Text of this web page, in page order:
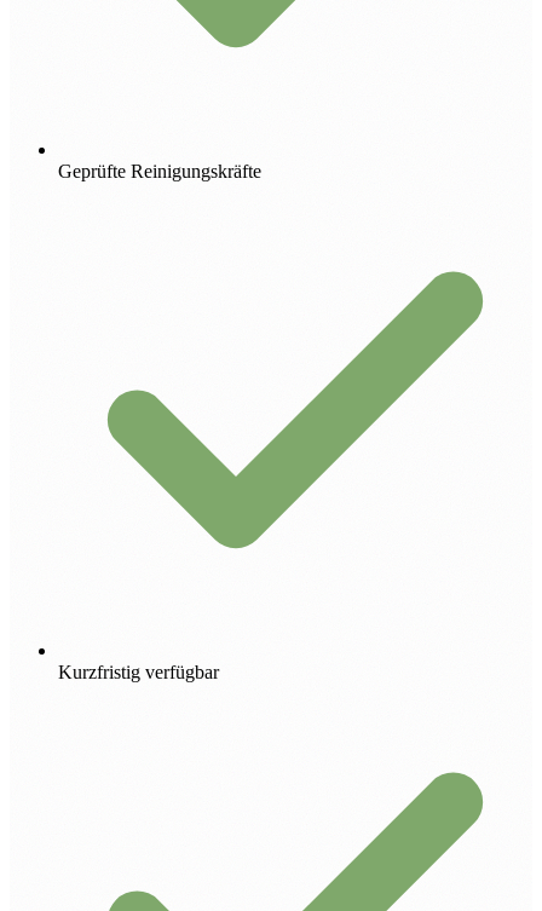
Geprüfte Reinigungskräfte
Kurzfristig verfügbar